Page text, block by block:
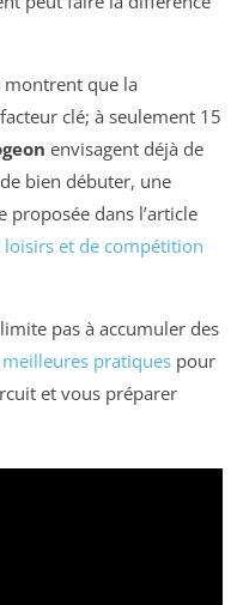
montrent que la
clé; à seulement 15
envisagent déjà de
bien débuter, une
dans l’article
et de compétition
pas à accumuler des
meilleures pratiques pour
et vous préparer